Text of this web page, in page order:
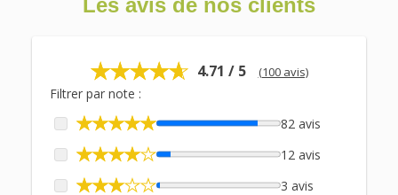
Les avis de nos clients
4.71 / 5 (100 avis)
Filtrer par note :
82 avis
12 avis
3 avis